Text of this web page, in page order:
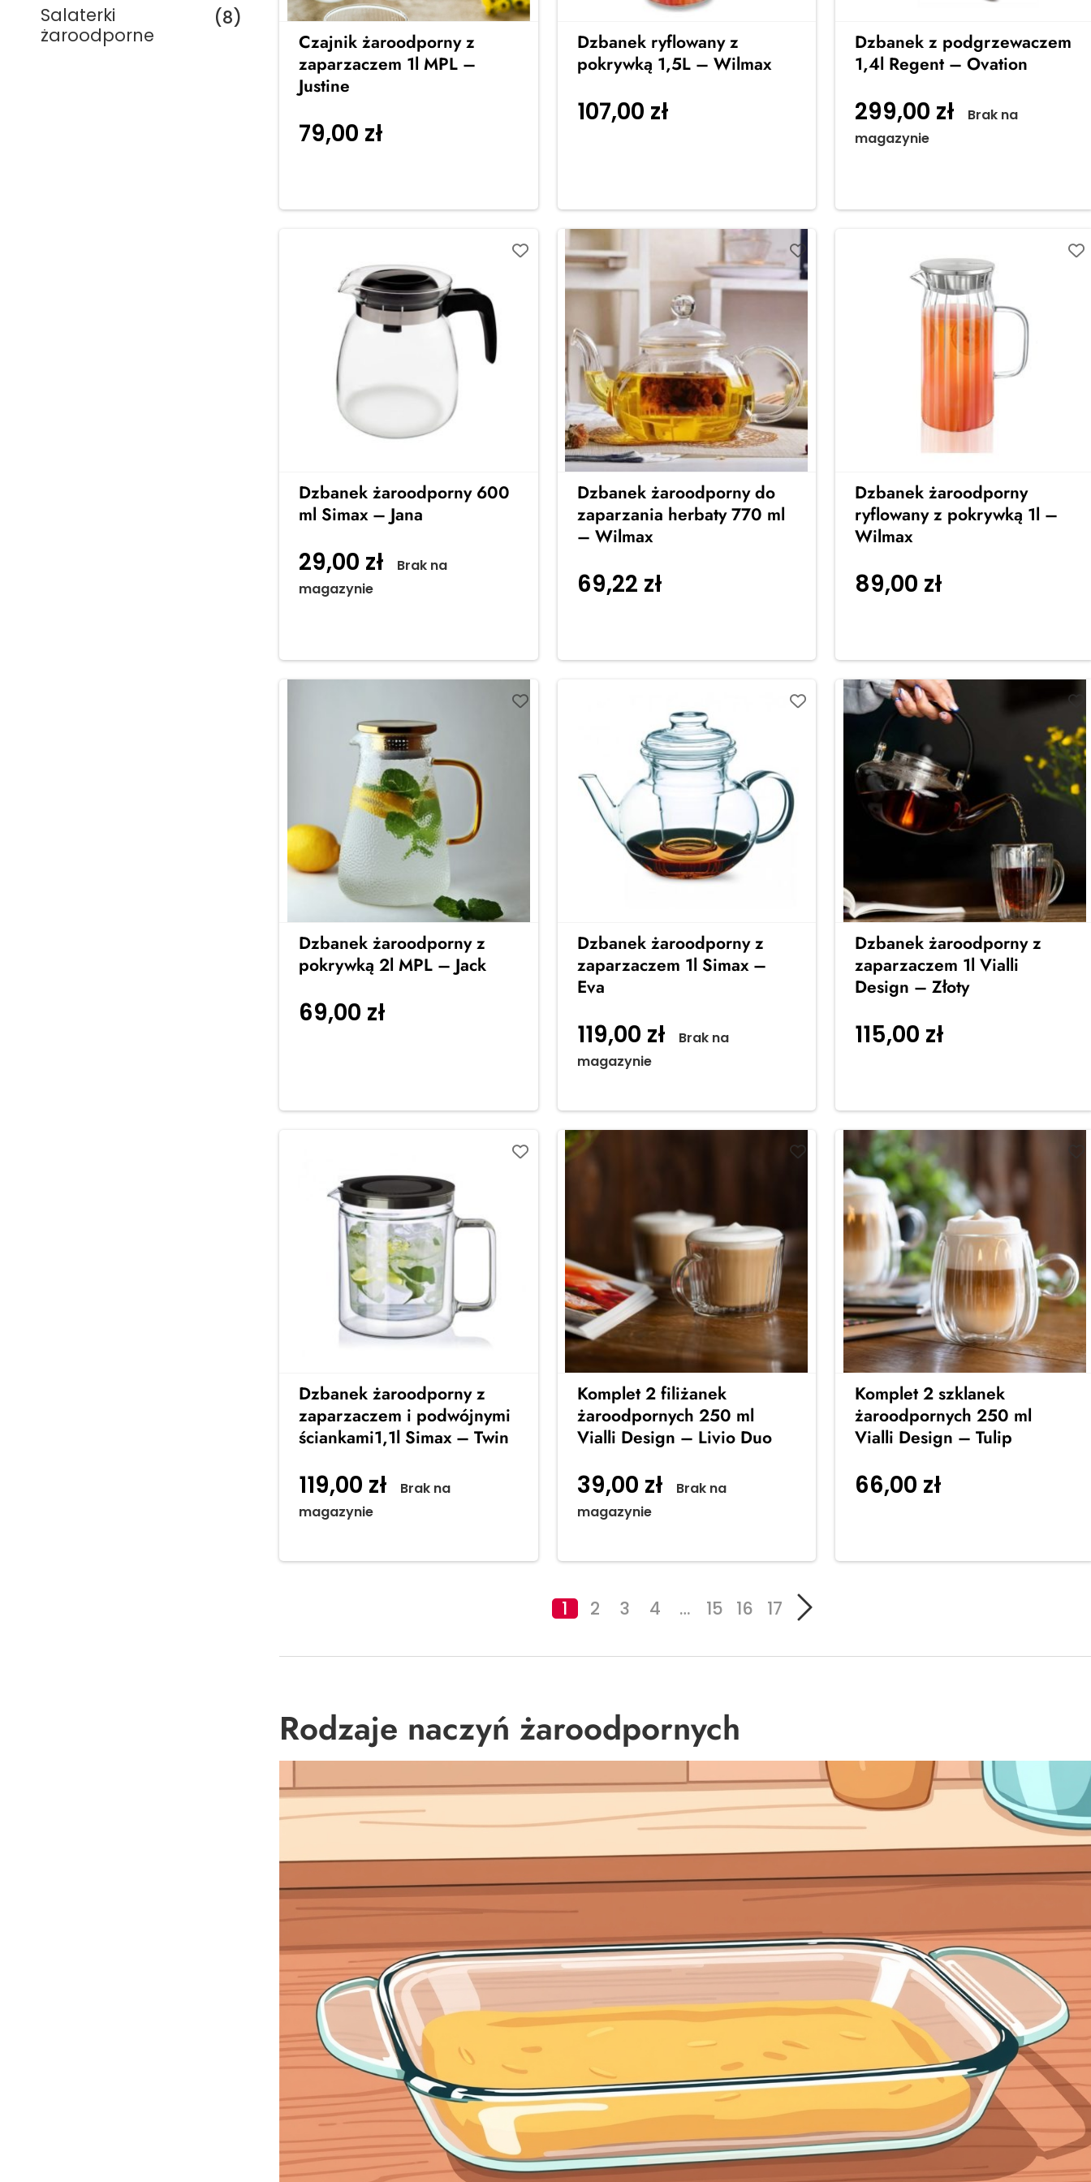
Salaterki
żaroodporne
(8)
Czajnik żaroodporny z
zaparzaczem 1l MPL –
Justine
79,00 zł
Dzbanek ryflowany z
pokrywką 1,5L – Wilmax
107,00 zł
Dzbanek z podgrzewaczem
1,4l Regent – Ovation
299,00 zł
Brak na
magazynie
Dzbanek żaroodporny 600
ml Simax – Jana
29,00 zł
Brak na
magazynie
Dzbanek żaroodporny do
zaparzania herbaty 770 ml
– Wilmax
69,22 zł
Dzbanek żaroodporny
ryflowany z pokrywką 1l –
Wilmax
89,00 zł
Dzbanek żaroodporny z
pokrywką 2l MPL – Jack
69,00 zł
Dzbanek żaroodporny z
zaparzaczem 1l Simax –
Eva
119,00 zł
Brak na
magazynie
Dzbanek żaroodporny z
zaparzaczem 1l Vialli
Design – Złoty
115,00 zł
Dzbanek żaroodporny z
zaparzaczem i podwójnymi
ściankami1,1l Simax – Twin
119,00 zł
Brak na
magazynie
Komplet 2 filiżanek
żaroodpornych 250 ml
Vialli Design – Livio Duo
39,00 zł
Brak na
magazynie
Komplet 2 szklanek
żaroodpornych 250 ml
Vialli Design – Tulip
66,00 zł
1 2 3 4 … 15 16 17
Rodzaje naczyń żaroodpornych